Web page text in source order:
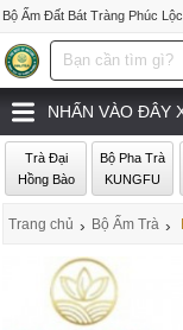
Bộ Ấm Đất Bát Tràng Phúc
NHẤN VÀO ĐÂY
Trà Đại
Hồng Bào
Bộ Pha Trà
KUNGFU
Trang chủ › Bộ Ấm Trà ›